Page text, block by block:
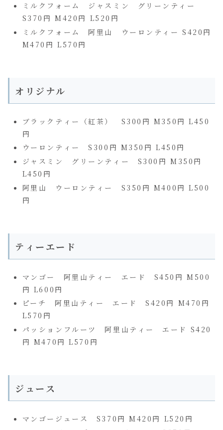
ミルクフォーム ジャスミン グリーンティー
S370円 M420円 L520円
ミルクフォーム 阿里山 ウーロンティー S420円
M470円 L570円
オリジナル
ブラックティー（紅茶） S300円 M350円 L450
円
ウーロンティー S300円 M350円 L450円
ジャスミン グリーンティー S300円 M350円
L450円
阿里山 ウーロンティー S350円 M400円 L500
円
ティーエード
マンゴー 阿里山ティー エード S450円 M500
円 L600円
ピーチ 阿里山ティー エード S420円 M470円
L570円
パッションフルーツ 阿里山ティー エード S420
円 M470円 L570円
ジュース
マンゴージュース S370円 M420円 L520円